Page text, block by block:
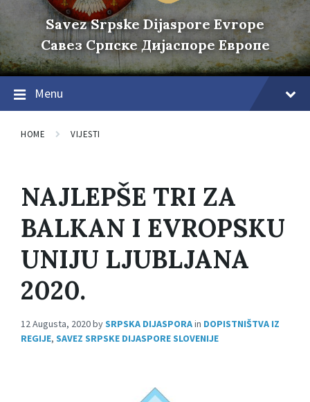
Savez Srpske Dijaspore Evrope
Савез Српске Дијаспоре Европе
Menu
HOME VIJESTI
NAJLEPŠE TRI ZA
BALKAN I EVROPSKU
UNIJU LJUBLJANA
2020.
12 Augusta, 2020bySRPSKA DIJASPORAin DOPISTNIŠTVA IZ
REGIJE, SAVEZ SRPSKE DIJASPORE SLOVENIJE